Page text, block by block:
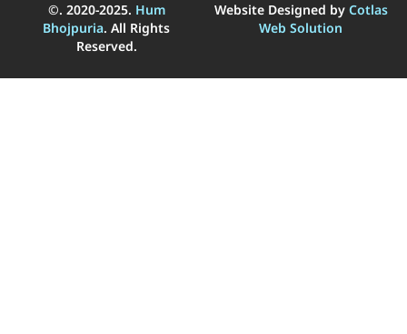
©. 2020-2025. Hum
Bhojpuria. All Rights
Reserved.
Website Designed by Cotlas
Web Solution